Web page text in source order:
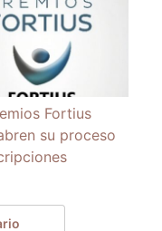
Fortius
su proceso